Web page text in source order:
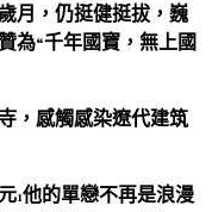
月，仍挺健挺拔，巍
為“千年國寶，無上國
，感觸感染遼代建筑
1他的單戀不再是浪漫